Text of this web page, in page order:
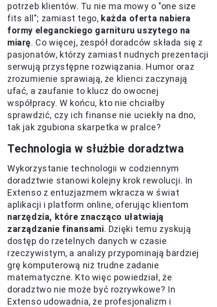
potrzeb klientów. Tu nie ma mowy o "one size
fits all"; zamiast tego, każda oferta nabiera
formy eleganckiego garnituru uszytego na
miarę. Co więcej, zespół doradców składa się z
pasjonatów, którzy zamiast nudnych prezentacji
serwują przystępne rozwiązania. Humor oraz
zrozumienie sprawiają, że klienci zaczynają
ufać, a zaufanie to klucz do owocnej
współpracy. W końcu, kto nie chciałby
sprawdzić, czy ich finanse nie uciekły na dno,
tak jak zgubiona skarpetka w pralce?
Technologia w służbie doradztwa
Wykorzystanie technologii w codziennym
doradztwie stanowi kolejny krok rewolucji. In
Extenso z entuzjazmem wkracza w świat
aplikacji i platform online, oferując klientom
narzędzia, które znacząco ułatwiają
zarządzanie finansami. Dzięki temu zyskują
dostęp do rzetelnych danych w czasie
rzeczywistym, a analizy przypominają bardziej
grę komputerową niż trudne zadanie
matematyczne. Kto więc powiedział, że
doradztwo nie może być rozrywkowe? In
Extenso udowadnia, że profesjonalizm i